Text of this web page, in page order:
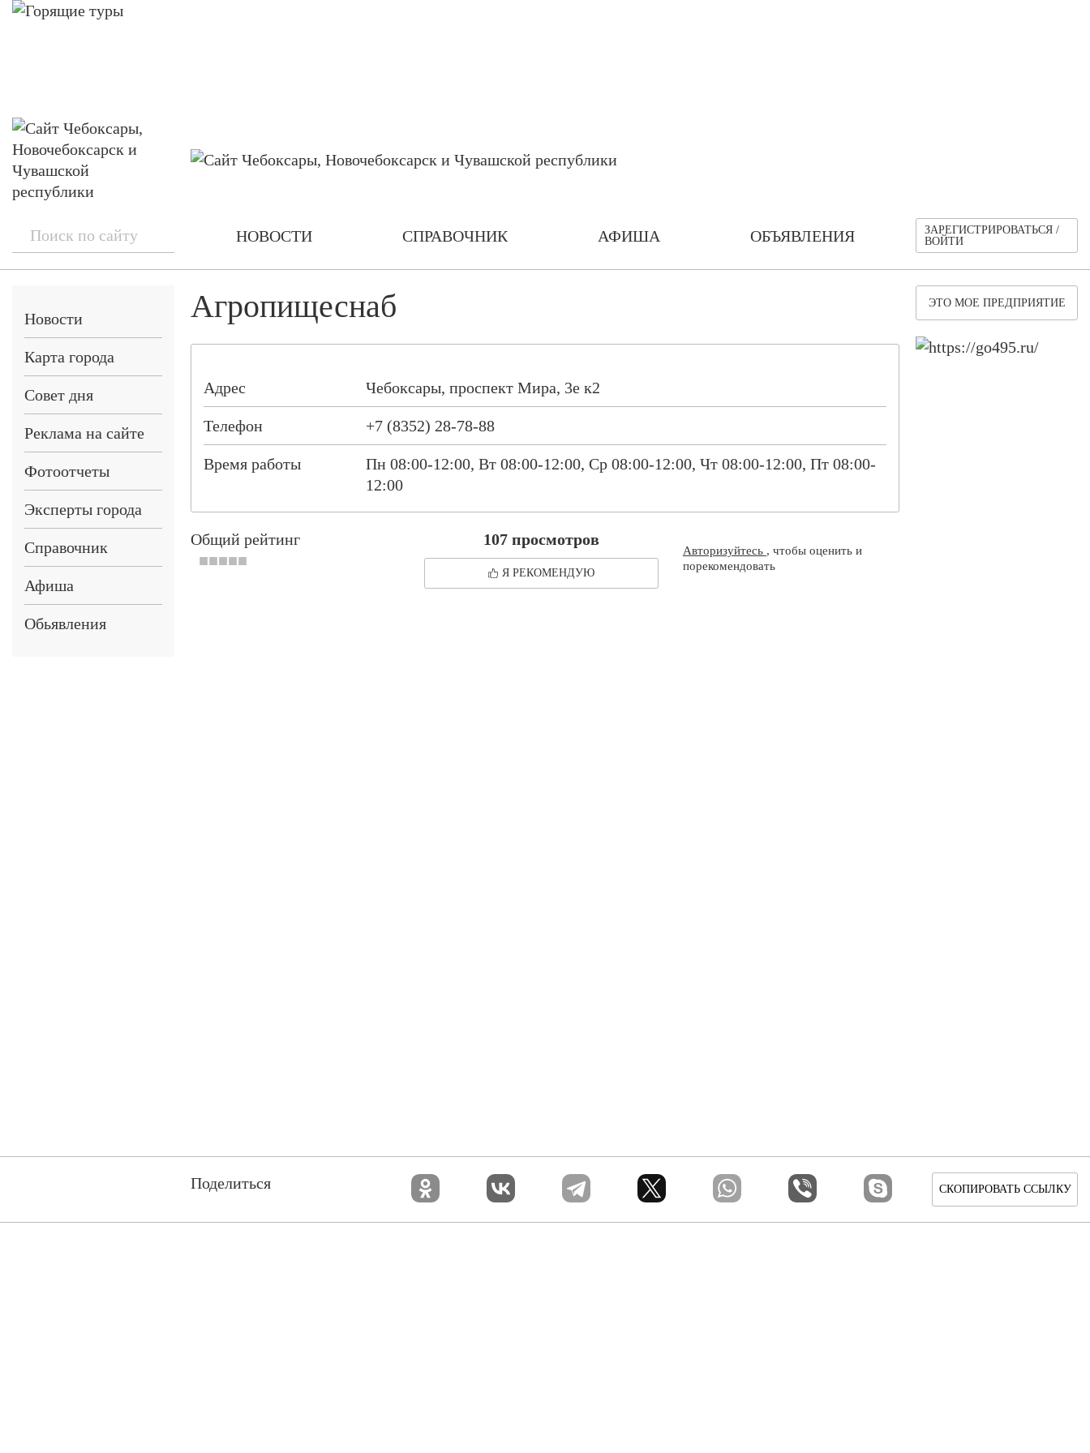
НОВОСТИ СПРАВОЧНИК АФИША ОБЪЯВЛЕНИЯ
ЗАРЕГИСТРИРОВАТЬСЯ /
ВОЙТИ
Новости
Карта города
Совет дня
Реклама на сайте
Фотоотчеты
Эксперты города
Справочник
Афиша
Обьявления
Агропищеснаб
Адрес Чебоксары, проспект Мира, 3е к2
Телефон +7 (8352) 28-78-88
Время работы
Пн 08:00-12:00, Вт 08:00-12:00, Ср 08:00-12:00, Чт 08:00-12:00, Пт 08:00-
12:00
Общий рейтинг 107 просмотров
Я РЕКОМЕНДУЮ
Авторизуйтесь , чтобы оценить и
порекомендовать
ЭТО МОЕ ПРЕДПРИЯТИЕ
Поделиться СКОПИРОВАТЬ ССЫЛКУ